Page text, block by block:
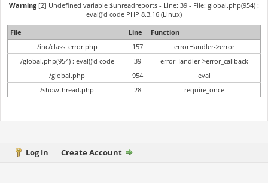
Warning [2] Undefined variable $unreadreports - Line: 39 - File: global.php(954) :
eval()'d code PHP 8.3.16 (Linux)
File
Line
Function
/inc/class_error.php
157
errorHandler->error
/global.php(954) : eval()'d code
39
errorHandler->error_callback
/global.php
954
eval
/showthread.php
28 require_once
Log In Create Account